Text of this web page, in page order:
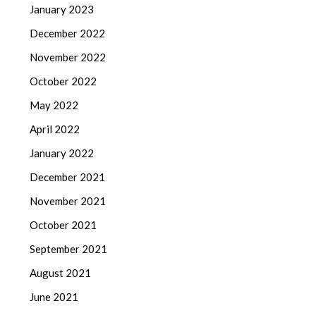
January 2023
December 2022
November 2022
October 2022
May 2022
April 2022
January 2022
December 2021
November 2021
October 2021
September 2021
August 2021
June 2021